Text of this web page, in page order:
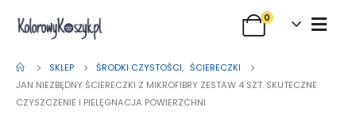
0
SKLEP ŚRODKI CZYSTOŚCI, ŚCIERECZKI
JAN NIEZBĘDNY ŚCIERECZKI Z MIKROFIBRY ZESTAW 4 SZT. SKUTECZNE
CZYSZCZENIE I PIELĘGNACJA POWIERZCHNI